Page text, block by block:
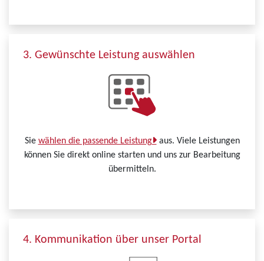
3. Gewünschte Leistung auswählen
Sie wählen die passende Leistung aus. Viele Leistungen
können Sie direkt online starten und uns zur Bearbeitung
übermitteln.
4. Kommunikation über unser Portal